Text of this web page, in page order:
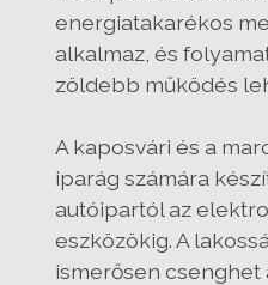
energiatakarékos
alkalmaz, és
zöldebb működés
A kaposvári és a
iparág számára
autóipartól az
eszközökig. A
ismerősen csenghet